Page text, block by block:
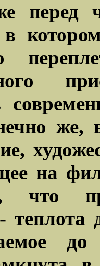
перед
же,
на
что